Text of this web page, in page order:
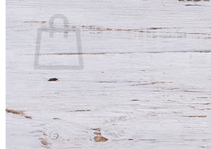
Warenkorb
Es befinden sich keine Produkte
Zurück zum Shop
bequem bezahlen mit